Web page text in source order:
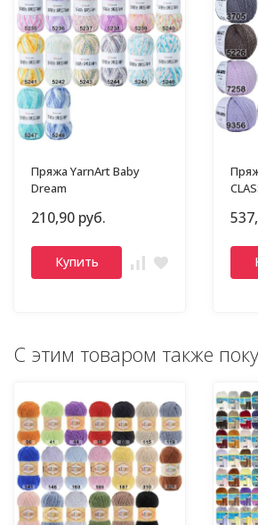
Пряжа YarnArt Baby
Dream
210,90 руб.
Купить
С этим товаром также